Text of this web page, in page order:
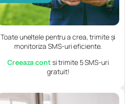
Toate uneltele pentru a crea, trimite și
monitoriza SMS-uri eficiente.
Creeaza contsi trimite 5 SMS-uri
gratuit!